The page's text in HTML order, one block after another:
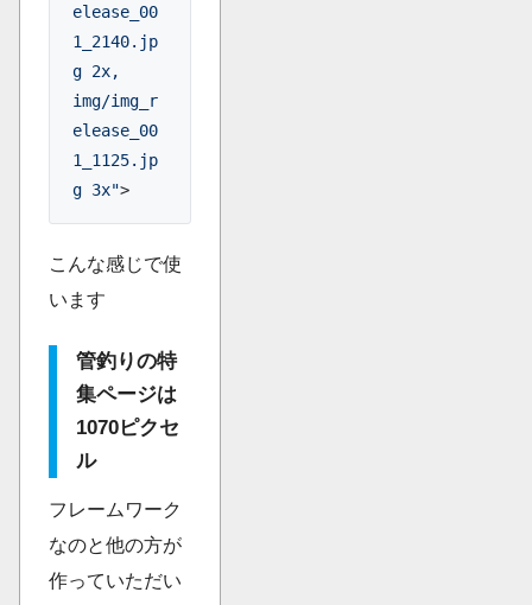
elease_00
1_2140.jp
g 2x,
img/img_r
elease_00
1_1125.jp
g 3x">
こんな感じで使
います
管釣りの特
集ページは
1070ピクセ
ル
フレームワーク
なのと他の方が
作っていただい